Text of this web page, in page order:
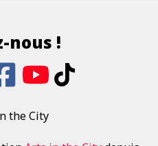
nous !
the City